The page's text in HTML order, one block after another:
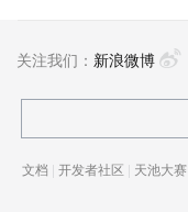
关注我们： 新浪微博
文档 | 开发者社区 | 天池大赛